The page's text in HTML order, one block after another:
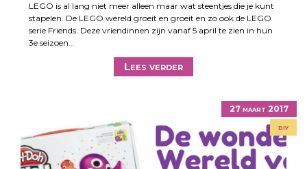
LEGO is al lang niet meer alleen maar wat steentjes die je kunt
stapelen. De LEGO wereld groeit en groeit en zo ook de LEGO
serie Friends. Deze vriendinnen zijn vanaf 5 april te zien in hun
3e seizoen…
Lees verder
27 maart 2017
diy